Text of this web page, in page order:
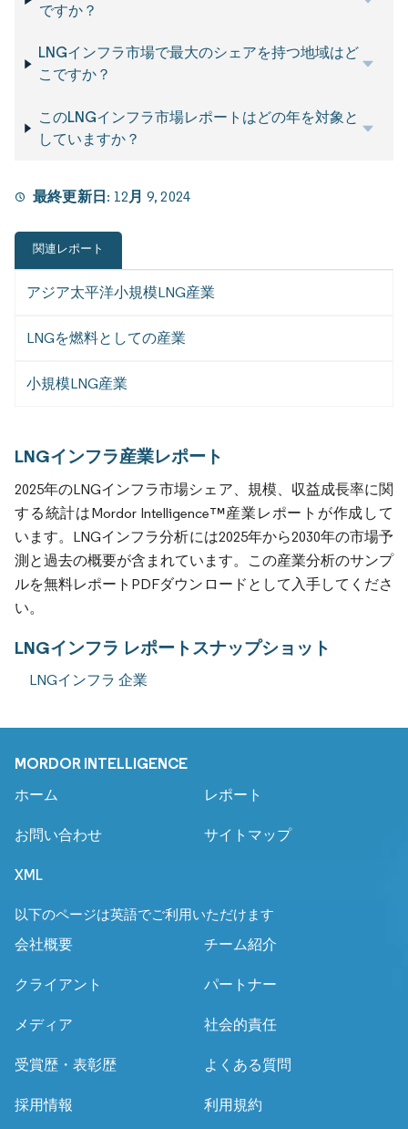
ですか？
LNGインフラ市場で最大のシェアを持つ地域はど
こですか？
このLNGインフラ市場レポートはどの年を対象と
していますか？
最終更新日: 12月 9, 2024
関連レポート
アジア太平洋小規模LNG産業
LNGを燃料としての産業
小規模LNG産業
LNGインフラ産業レポート
2025年のLNGインフラ市場シェア、規模、収益成長率に関
する統計はMordor Intelligence™産業レポートが作成して
います。LNGインフラ分析には2025年から2030年の市場予
測と過去の概要が含まれています。この産業分析のサンプ
ルを無料レポートPDFダウンロードとして入手してくださ
い。
LNGインフラ レポートスナップショット
LNGインフラ 企業
MORDOR INTELLIGENCE
ホーム レポート
お問い合わせ サイトマップ
XML
以下のページは英語でご利用いただけます
会社概要
チーム紹介
クライアント パートナー
メディア 社会的責任
受賞歴・表彰歴 よくある質問
採用情報 利用規約